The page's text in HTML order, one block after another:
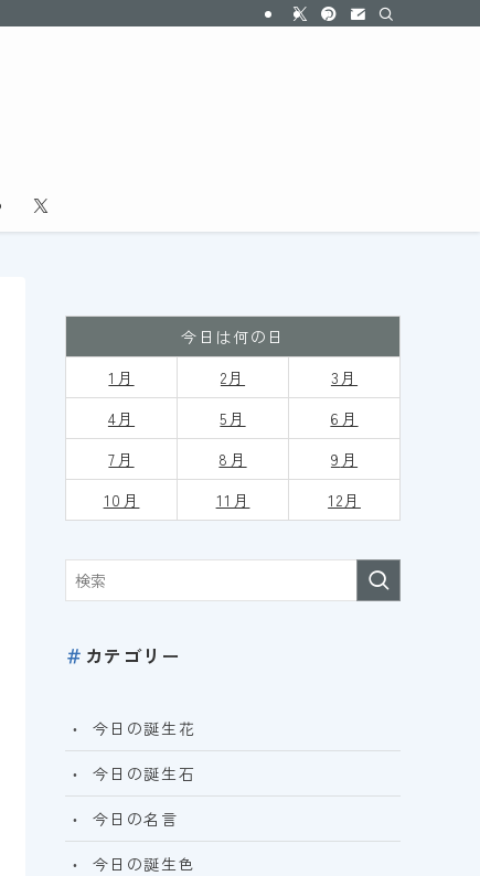
今日は何の日
1月
2月
3月
4月
5月
6月
7月
8月 9 月
10月
11月 12月
＃ カテゴリー
今日の誕生花
今日の誕生石
今日の名言
今日の誕生色